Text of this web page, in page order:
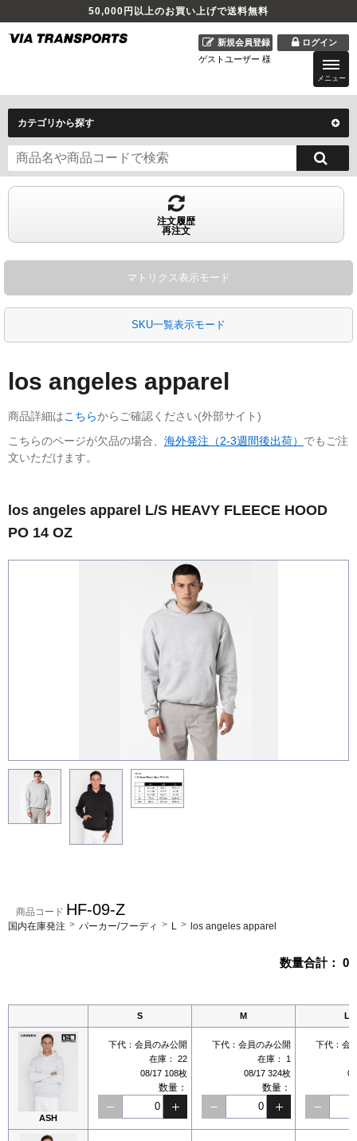
50,000 円以上のお買い上げで送料無料
新規会員登録
ログイン
ゲストユーザー 様
メニュー
カテゴリから探す
注文履歴
再注文
マトリクス表示モード
SKU一覧表示モード
los angeles apparel
商品詳細はこちらからご確認ください(外部サイト)
こちらのページが欠品の場合、 海外発注（2-3週間後出荷） でもご注
文いただけます。
los angeles apparel L/S HEAVY FLEECE HOOD
PO 14 OZ
商品コード HF-09-Z
国内在庫発注 パーカー/フーディ L los angeles apparel
数量合計： 0
S M L
ASH
下代： 会員のみ公開
在庫：
22
08/17 108枚
数量：
下代： 会員のみ公開
在庫：
1
08/17 324枚
数量：
下代： 会